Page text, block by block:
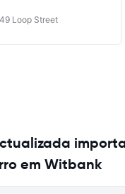
Loop Street
em Witbank